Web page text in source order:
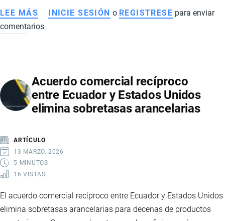
LEE MÁS SOBRE
ACUERDO
EE.UU.:
MINERALES
CRÍTICOS
RARAS
INICIE SESIÓN o REGISTRESE para enviar
comentarios
Acuerdo comercial recíproco
entre Ecuador y Estados Unidos
elimina sobretasas arancelarias
ARTÍCULO
13 MARZO, 2026
5 MINUTOS
16 VISTAS
El acuerdo comercial recíproco entre Ecuador y Estados Unidos
elimina sobretasas arancelarias para decenas de productos